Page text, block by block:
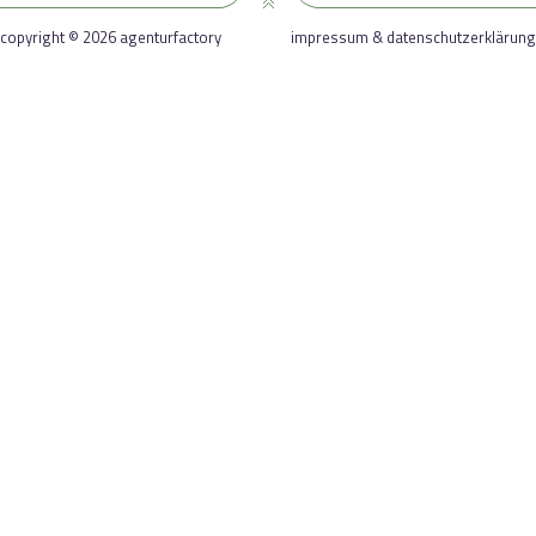
copyright © 2026 agenturfactory impressum & datenschutzerklärung